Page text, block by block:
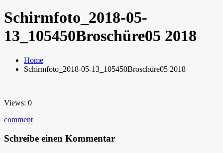
Schirmfoto_2018-05-
13_105450Broschüre05 2018
Home
Schirmfoto_2018-05-13_105450Broschüre05 2018
Views: 0
comment
Schreibe einen Kommentar